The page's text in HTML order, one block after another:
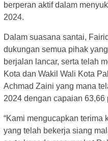
berperan aktif dalam
2024.
Dalam suasana santai,
dukungan semua pihak
berjalan lancar, serta telah
Kota dan Wakil Wali Kota
Achmad Zaini yang mana
2024 dengan capaian 63,66
“Kami mengucapkan terima
yang telah bekerja siang